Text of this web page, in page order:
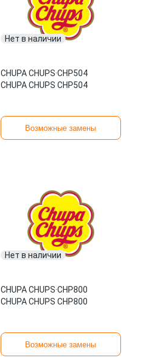
Нет в наличии
CHUPA CHUPS·CHP504
CHUPA CHUPS CHP504
Возможные замены
Нет в наличии
CHUPA CHUPS·CHP800
CHUPA CHUPS CHP800
Возможные замены